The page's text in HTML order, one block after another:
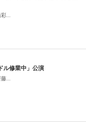
...
ル修業中」公演
...